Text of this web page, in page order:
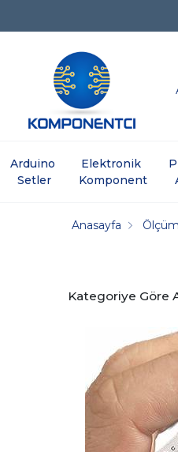
Arduino
Setler
Elektronik
Komponent
Anasayfa
Kategoriye Göre